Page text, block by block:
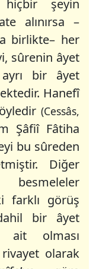
hiçbir şeyin
alınırsa –
birlikte– her
sûrenin âyet
ayrı bir âyet
Hanefî
(Cessâs,
Şâfiî Fâtiha
bu sûreden
Diğer
farklı görüş
bir âyet
ait olması
olarak